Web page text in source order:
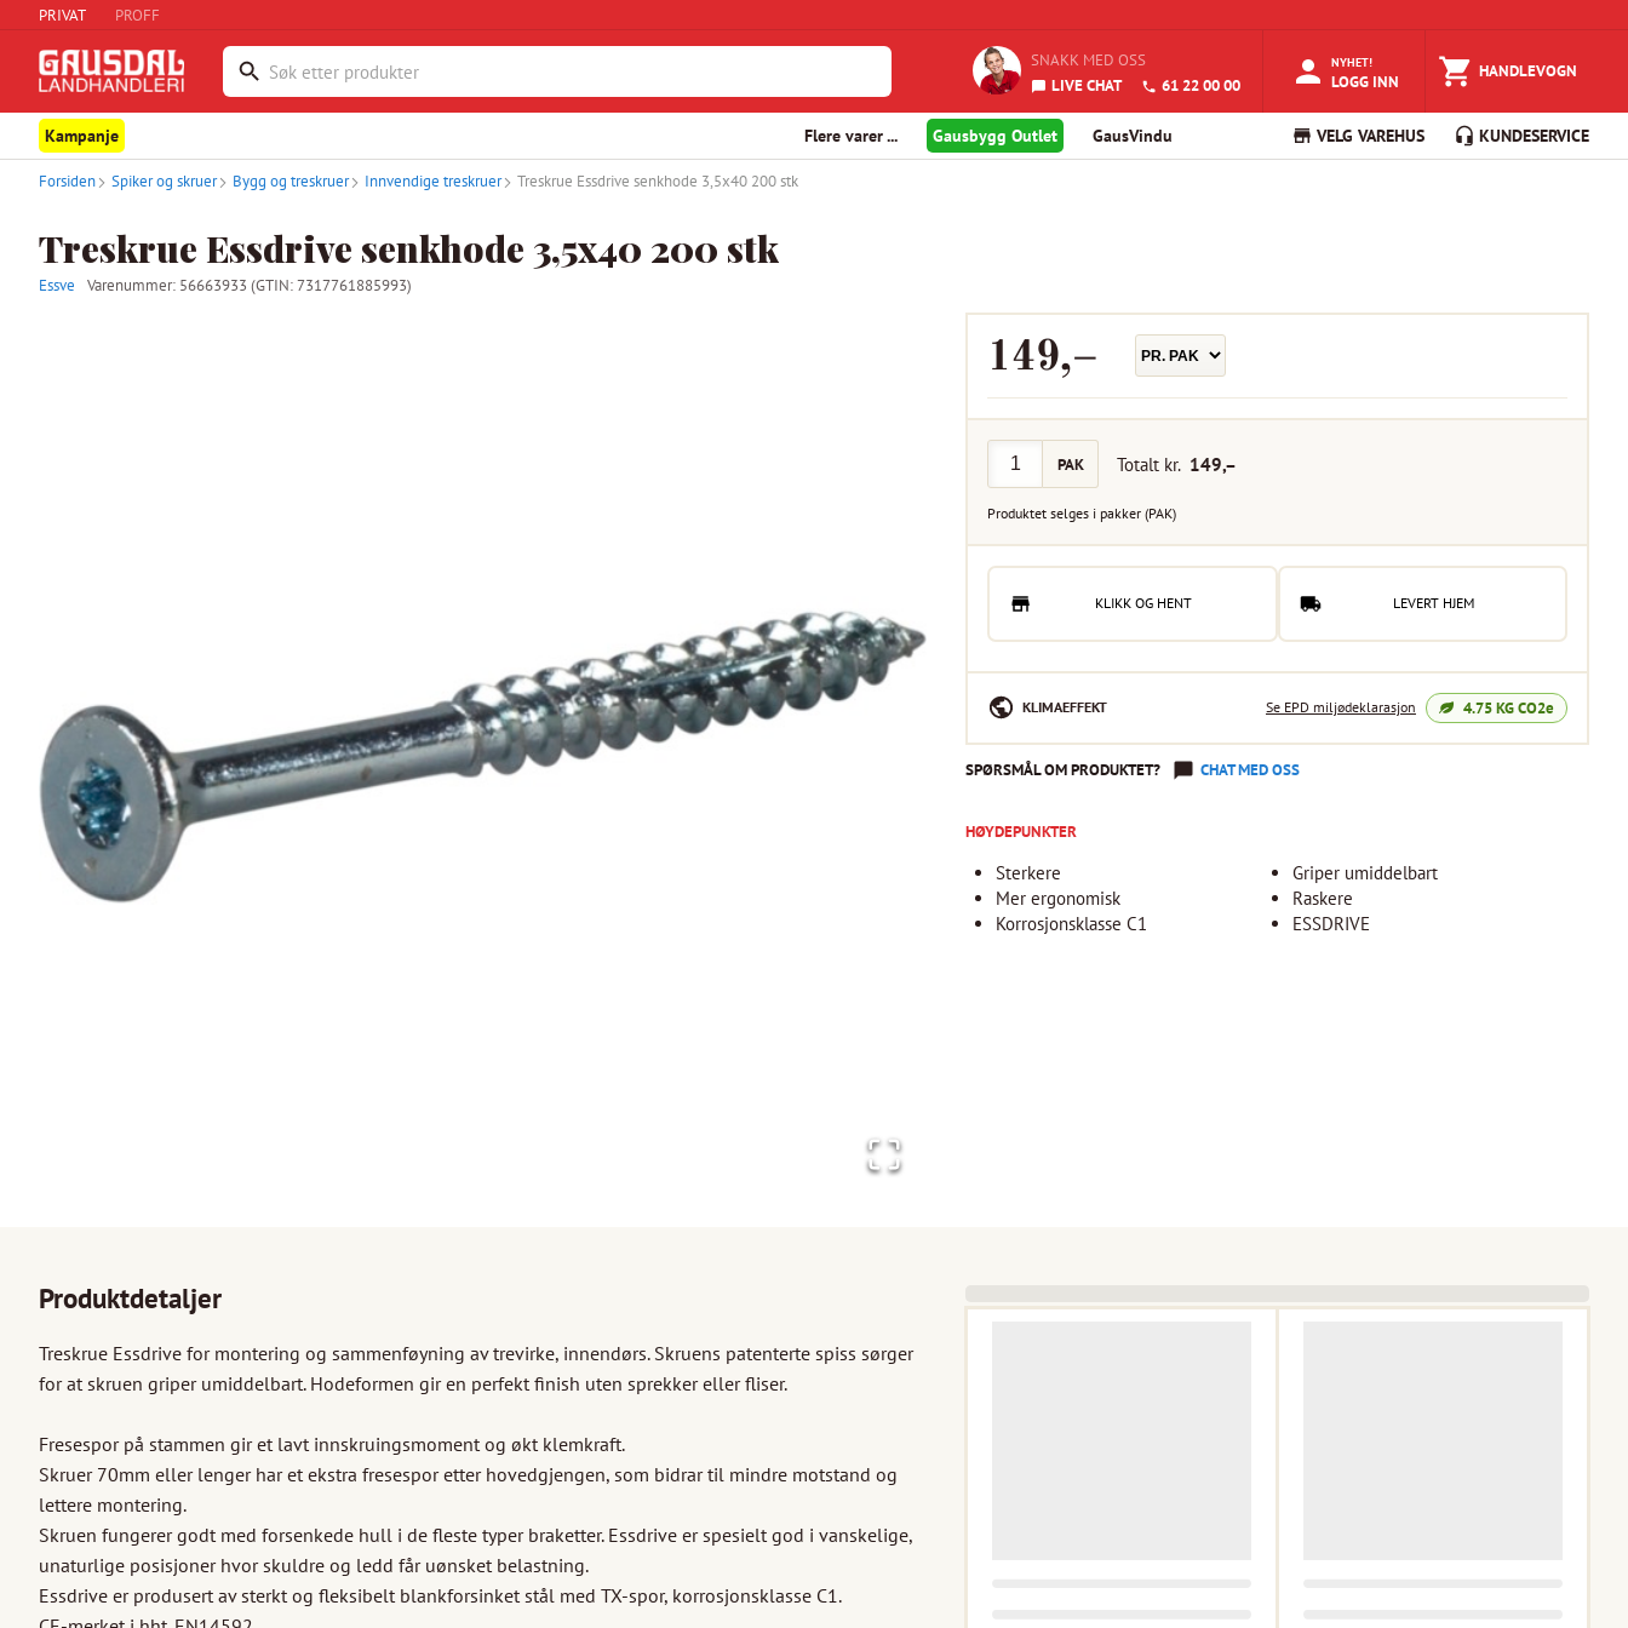
PRIVAT PROFF
SNAKK MED OSS
LIVE CHAT
61 22 00 00
NYHET!
LOGG INN HANDLEVOGN
Kampanje Flere varer ... Gausbygg Outlet GausVindu VELG VAREHUS KUNDESERVICE
Forsiden Spiker og skruer Bygg og treskruer Innvendige treskruer Treskrue Essdrive senkhode 3,5x40 200 stk
Treskrue Essdrive senkhode 3,5x40 200 stk
Essve Varenummer: 56663933 (GTIN: 7317761885993)
149,–
PAK Totalt kr. 149,–
Produktet selges i pakker (PAK)
KLIKK OG HENT LEVERT HJEM
KLIMAEFFEKT Se EPD miljødeklarasjon 4.75KG CO2e
SPØRSMÅL OM PRODUKTET? CHAT MED OSS
HØYDEPUNKTER
Sterkere
Mer ergonomisk
Korrosjonsklasse C1
Griper umiddelbart
Raskere
ESSDRIVE
Produktdetaljer
Treskrue Essdrive for montering og sammenføyning av trevirke, innendørs. Skruens patenterte spiss sørger
for at skruen griper umiddelbart. Hodeformen gir en perfekt finish uten sprekker eller fliser.
Fresespor på stammen gir et lavt innskruingsmoment og økt klemkraft.
Skruer 70mm eller lenger har et ekstra fresespor etter hovedgjengen, som bidrar til mindre motstand og
lettere montering.
Skruen fungerer godt med forsenkede hull i de fleste typer braketter. Essdrive er spesielt god i vanskelige,
unaturlige posisjoner hvor skuldre og ledd får uønsket belastning.
Essdrive er produsert av sterkt og fleksibelt blankforsinket stål med TX-spor, korrosjonsklasse C1.